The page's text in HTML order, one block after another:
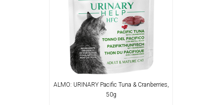
ALMO: URINARY Pacific Tuna & Cranberries,
50g